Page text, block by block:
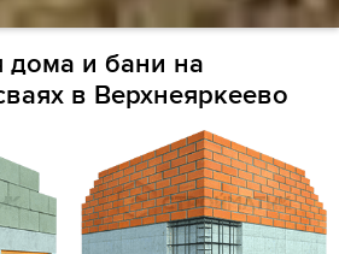
дома и бани на
в Верхнеяркеево